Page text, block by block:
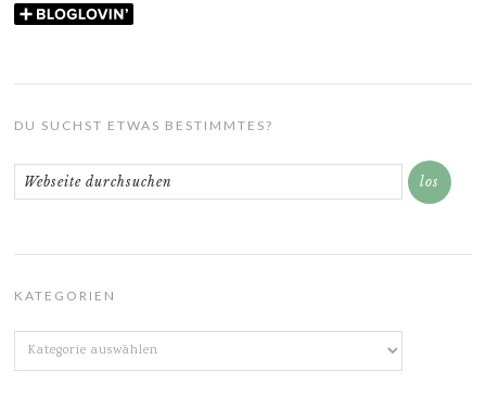
DU SUCHST ETWAS BESTIMMTES?
KATEGORIEN
Kategorien